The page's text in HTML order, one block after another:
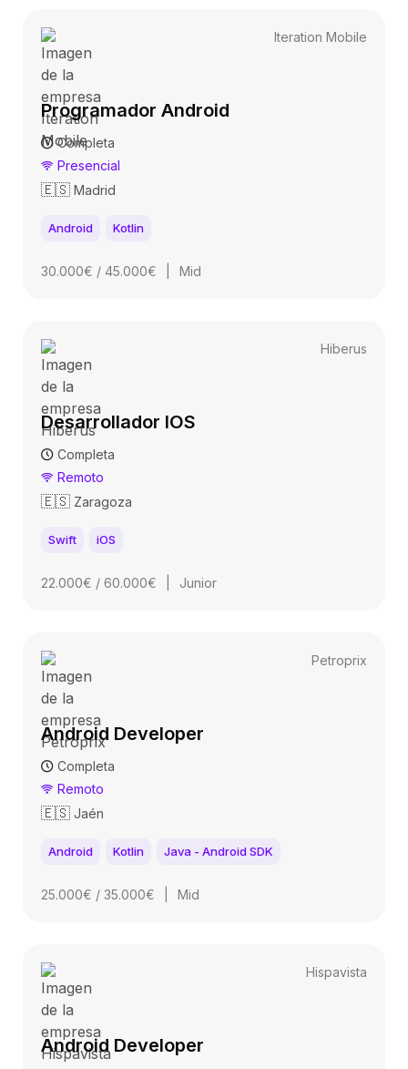
Iteration Mobile
Programador Android
Completa
Presencial
🇪🇸 Madrid
Android Kotlin
30.000€ / 45.000€ Mid
Hiberus
Desarrollador IOS
Completa
Remoto
🇪🇸 Zaragoza
Swift iOS
22.000€ / 60.000€ Junior
Petroprix
Android Developer
Completa
Remoto
🇪🇸 Jaén
Android Kotlin Java - Android SDK
25.000€ / 35.000€ Mid
Hispavista
Android Developer